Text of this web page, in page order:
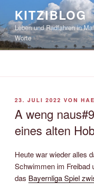
springen
KITZIBLOG
Leben und Radfahren in
Worte
VERÖFFENTLICHT
23. JULI 2022 VON
A weng
eines alten
Heute war wieder alles
Schwimmen im Freibad
das Bayernliga Spiel